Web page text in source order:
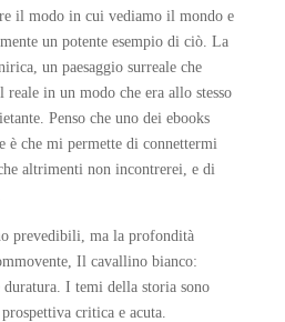
il modo in cui vediamo il mondo e
un potente esempio di ciò. La
un paesaggio surreale che
in un modo che era allo stesso
Penso che uno dei ebooks
è che mi permette di connettermi
altrimenti non incontrerei, e di
prevedibili, ma la profondità
Il cavallino bianco:
duratura. I temi della storia sono
critica e acuta.